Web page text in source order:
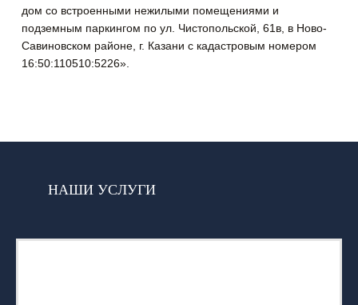
дом со встроенными нежилыми помещениями и
подземным паркингом по ул. Чистопольской, 61в, в Ново-
Савиновском районе, г. Казани с кадастровым номером
16:50:110510:5226».
НАШИ УСЛУГИ